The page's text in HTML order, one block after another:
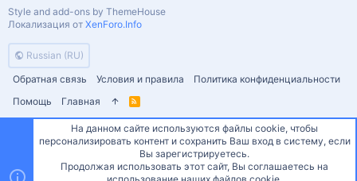
Russian (RU)
Обратная связь
Условия и правила
Политика конфиденциальности
Помощь
Главная
S
Style and add-ons by ThemeHouse
Локализация от XenForo.Info
СверхуСнизу
На данном сайте используются файлы cookie, чтобы
персонализировать контент и сохранить Ваш вход в систему, если
Вы зарегистрируетесь.
Продолжая использовать этот сайт, Вы соглашаетесь на